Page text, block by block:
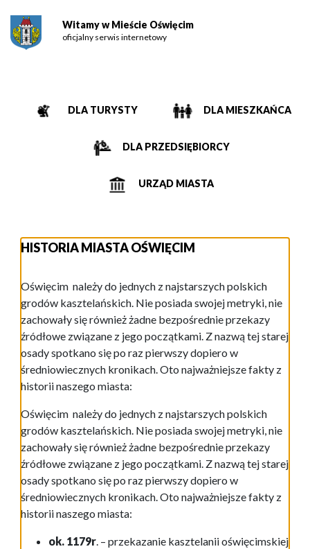
Witamy w Mieście Oświęcim
oficjalny serwis internetowy
DLA TURYSTY DLA MIESZKAŃCA
DLA PRZEDSIĘBIORCY
URZĄD MIASTA
HISTORIA MIASTA OŚWIĘCIM
Oświęcim należy do jednych z najstarszych polskich
grodów kasztelańskich. Nie posiada swojej metryki, nie
zachowały się również żadne bezpośrednie przekazy
źródłowe związane z jego początkami. Z nazwą tej starej
osady spotkano się po raz pierwszy dopiero w
średniowiecznych kronikach. Oto najważniejsze fakty z
historii naszego miasta:
Oświęcim należy do jednych z najstarszych polskich
grodów kasztelańskich. Nie posiada swojej metryki, nie
zachowały się również żadne bezpośrednie przekazy
źródłowe związane z jego początkami. Z nazwą tej starej
osady spotkano się po raz pierwszy dopiero w
średniowiecznych kronikach. Oto najważniejsze fakty z
historii naszego miasta:
ok. 1179r. – przekazanie kasztelanii oświęcimskiej